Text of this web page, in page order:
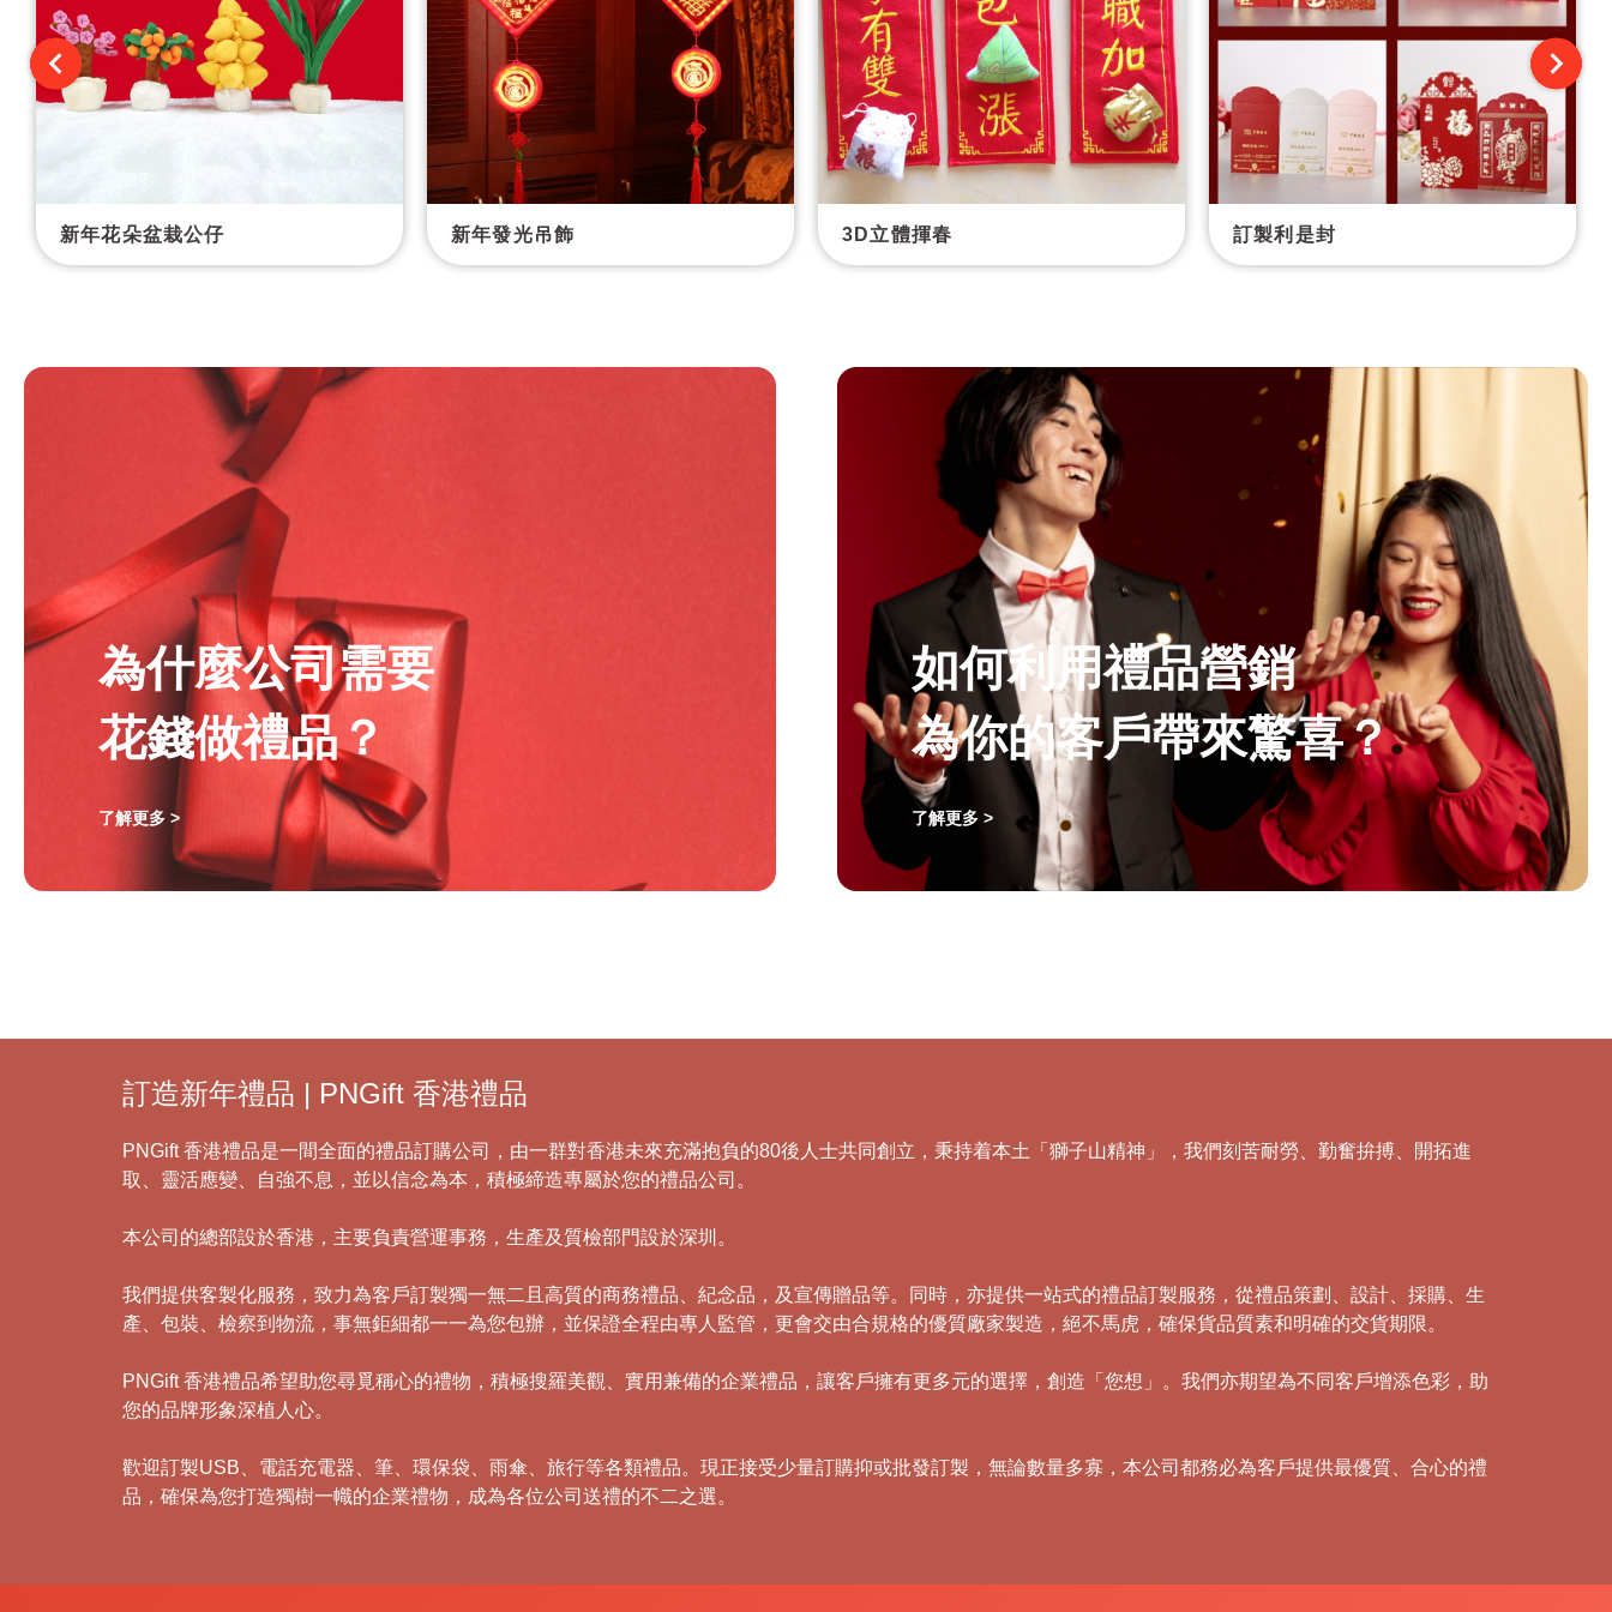
新年花朵盆栽公仔 新年發光吊飾 3D立體揮春 訂製利是封
為什麼公司需要
花錢做禮品？
了解更多 >
如何利用禮品營銷
為你的客戶帶來驚喜？
了解更多 >
訂造新年禮品 | PNGift 香港禮品
PNGift 香港禮品是一間全面的禮品訂購公司，由一群對香港未來充滿抱負的80後人士共同創立，秉持着本土「獅子山精神」，我們刻苦耐勞、勤奮拚搏、開拓進
取、靈活應變、自強不息，並以信念為本，積極締造專屬於您的禮品公司。
本公司的總部設於香港，主要負責營運事務，生產及質檢部門設於深圳。
我們提供客製化服務，致力為客戶訂製獨一無二且高質的商務禮品、紀念品，及宣傳贈品等。同時，亦提供一站式的禮品訂製服務，從禮品策劃、設計、採購、生
產、包裝、檢察到物流，事無鉅細都一一為您包辦，並保證全程由專人監管，更會交由合規格的優質廠家製造，絕不馬虎，確保貨品質素和明確的交貨期限。
PNGift 香港禮品希望助您尋覓稱心的禮物，積極搜羅美觀、實用兼備的企業禮品，讓客戶擁有更多元的選擇，創造「您想」。我們亦期望為不同客戶增添色彩，助
您的品牌形象深植人心。
歡迎訂製USB、電話充電器、筆、環保袋、雨傘、旅行等各類禮品。現正接受少量訂購抑或批發訂製，無論數量多寡，本公司都務必為客戶提供最優質、合心的禮
品，確保為您打造獨樹一幟的企業禮物，成為各位公司送禮的不二之選。
紀